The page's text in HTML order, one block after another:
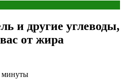
и другие углеводы,
от жира
минуты